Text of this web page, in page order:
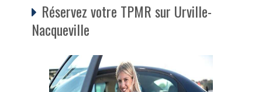
Réservez votre TPMR sur Urville-
Nacqueville